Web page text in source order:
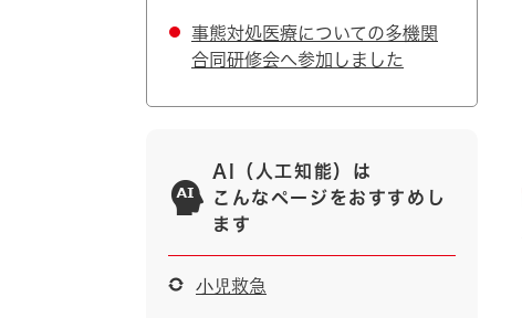
事態対処医療についての多機関
合同研修会へ参加しました
AI（人工知能）は
こんなページをおすすめし
ます
小児救急